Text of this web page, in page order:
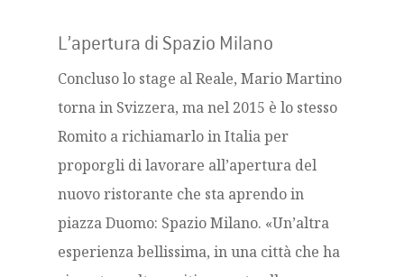
L’apertura di Spazio Milano
Concluso lo stage al Reale, Mario Martino
torna in Svizzera, ma nel 2015 è lo stesso
Romito a richiamarlo in Italia per
proporgli di lavorare all’apertura del
nuovo ristorante che sta aprendo in
piazza Duomo: Spazio Milano. «Un’altra
esperienza bellissima, in una città che ha